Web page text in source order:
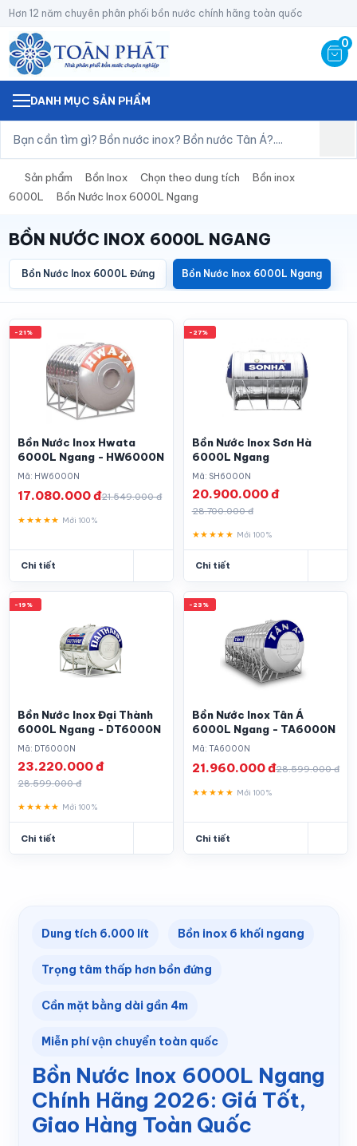
Hơn 12 năm chuyên phân phối bồn nước chính hãng toàn quốc
0
DANH MỤC SẢN PHẨM
Sản phẩm Bồn Inox Chọn theo dung tích
Bồn inox
6000L
Bồn Nước Inox 6000L Ngang
BỒN NƯỚC INOX 6000L NGANG
Bồn Nước Inox 6000L Đứng Bồn Nước Inox 6000L Ngang
-21%
Bồn Nước Inox Hwata
6000L Ngang - HW6000N
Mã: HW6000N
21.549.000 đ
17.080.000 đ
★★★★★ Mới 100%
Chi tiết
-27%
Bồn Nước Inox Sơn Hà
6000L Ngang
Mã: SH6000N
28.700.000 đ
20.900.000 đ
★★★★★ Mới 100%
Chi tiết
-19%
Bồn Nước Inox Đại Thành
6000L Ngang - DT6000N
Mã: DT6000N
28.599.000 đ
23.220.000 đ
★★★★★ Mới 100%
Chi tiết
-23%
Bồn Nước Inox Tân Á
6000L Ngang - TA6000N
Mã: TA6000N
28.599.000 đ
21.960.000 đ
★★★★★ Mới 100%
Chi tiết
Dung tích 6.000 lít Bồn inox 6 khối ngang
Trọng tâm thấp hơn bồn đứng
Cần mặt bằng dài gần 4m
Miễn phí vận chuyển toàn quốc
Bồn Nước Inox 6000L Ngang
Chính Hãng 2026: Giá Tốt,
Giao Hàng Toàn Quốc